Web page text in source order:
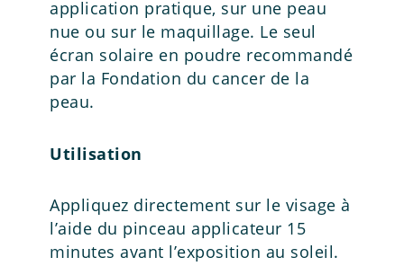
application pratique, sur une peau
nue ou sur le maquillage. Le seul
écran solaire en poudre recommandé
par la Fondation du cancer de la
peau.
Utilisation
Appliquez directement sur le visage à
l’aide du pinceau applicateur 15
minutes avant l’exposition au soleil.